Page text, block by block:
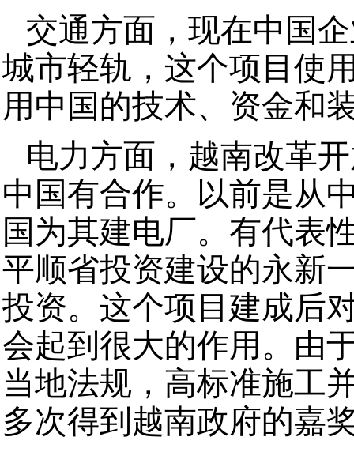
交通方面，现在中国
城市轻轨，这个项目使
用中国的技术、资金和
电力方面，越南改革
中国有合作。以前是从
国为其建电厂。有代表
平顺省投资建设的永新
投资。这个项目建成后
会起到很大的作用。由
当地法规，高标准施工
多次得到越南政府的嘉